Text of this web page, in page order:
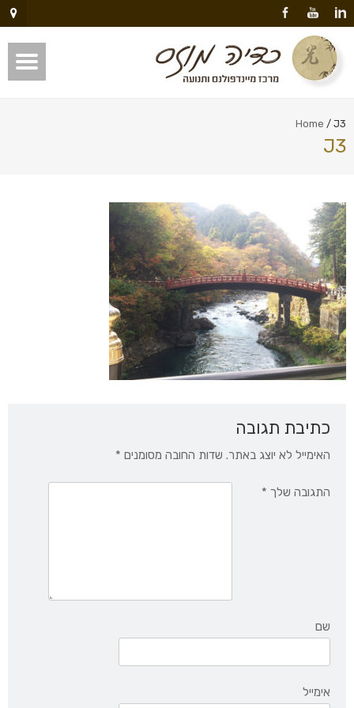
Home / J3
J3
כתיבת תגובה
האימייל לא יוצג באתר. שדות החובה מסומנים *
התגובה שלך *
שם
אימייל